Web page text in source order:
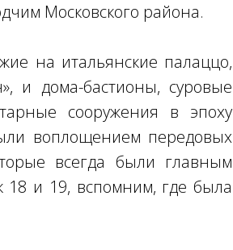
Московского района.
на итальянские палаццо,
и дома-бастионы, суровые
сооружения в эпоху
воплощением передовых
всегда были главным
и 19, вспомним, где была